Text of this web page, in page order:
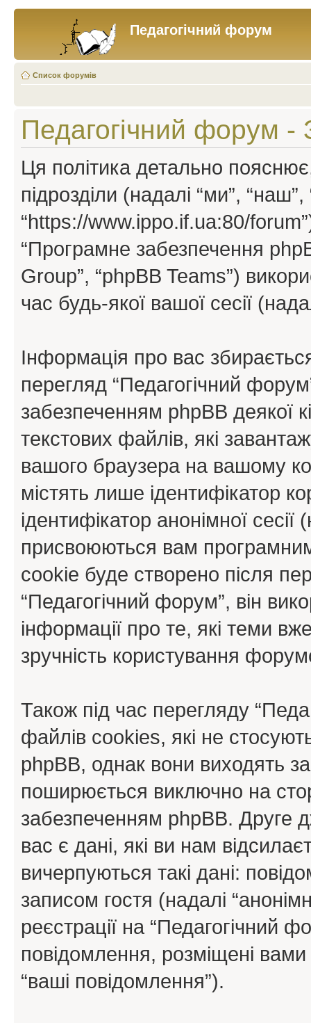
Педагогічний форум
Список форумів
Педагогічний форум -
Ця політика детально
підрозділи (надалі “ми”,
“https://www.ippo.if.ua:80/forum”)
“Програмне забезпечення
Group”, “phpBB Teams”)
час будь-якої вашої сесії
Інформація про вас
перегляд “Педагогічний
забезпеченням phpBB деякої
текстових файлів, які
вашого браузера на вашому
містять лише ідентифікатор
ідентифікатор анонімної
присвоюються вам
cookie буде створено після
“Педагогічний форум”, він
інформації про те, які теми
зручність користування
Також під час перегляду
файлів cookies, які не
phpBB, однак вони виходять
поширюється виключно на
забезпеченням phpBB. Друге
вас є дані, які ви нам
вичерпуються такі дані:
записом гостя (надалі
реєстрації на “Педагогічний
повідомлення, розміщені вами
“ваші повідомлення”).